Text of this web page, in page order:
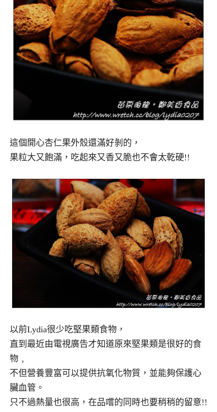
這個開心杏仁果外殼還滿好剝的，
果粒大又飽滿，吃起來又香又脆也不會太乾硬!!
以前Lydia很少吃堅果類食物，
直到最近由電視廣告才知道原來堅果類是很好的食
物﹐
不但營養豐富可以提供抗氧化物質，並能夠保護心
臟血管。
只不過熱量也很高，在品嚐的同時也要稍稍的留意!!